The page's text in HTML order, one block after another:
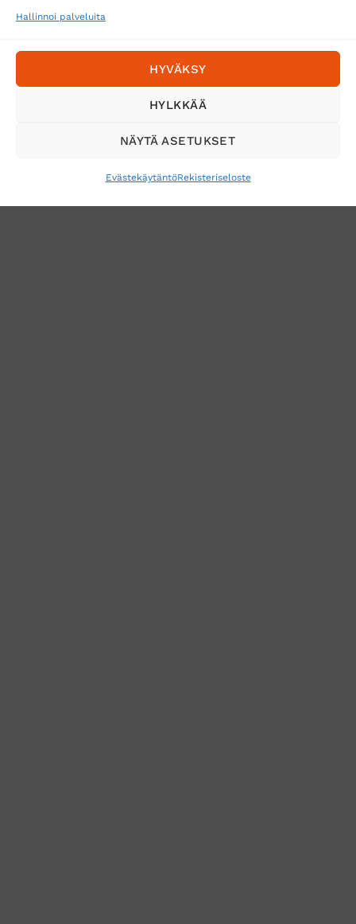
Hallinnoi palveluita
HYVÄKSY
HYLKKÄÄ
NÄYTÄ ASETUKSET
EvästekäytäntöRekisteriseloste